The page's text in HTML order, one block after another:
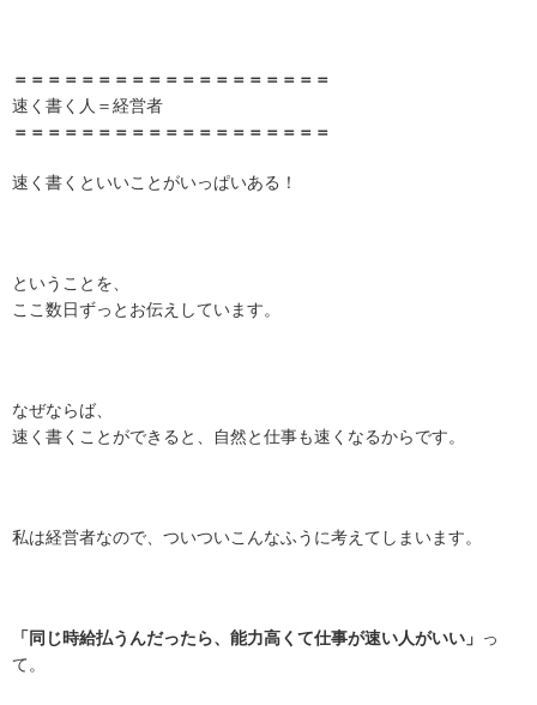
＝＝＝＝＝＝＝＝＝＝＝＝＝＝＝＝＝＝＝
速く書く人＝経営者
＝＝＝＝＝＝＝＝＝＝＝＝＝＝＝＝＝＝＝
速く書くといいことがいっぱいある！
ということを、
ここ数日ずっとお伝えしています。
なぜならば、
速く書くことができると、自然と仕事も速くなるからです。
私は経営者なので、ついついこんなふうに考えてしまいます。
「同じ時給払うんだったら、能力高くて仕事が速い人がいい」 っ
て。